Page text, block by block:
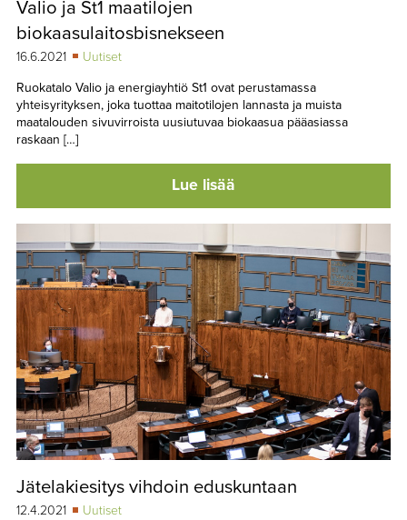
TAPAHTUMAT
YHTEYSTIEDOT
Valio ja St1 maatilojen
biokaasulaitosbisnekseen
16.6.2021
Uutiset
Ruokatalo Valio ja energiayhtiö St1 ovat perustamassa
yhteisyrityksen, joka tuottaa maitotilojen lannasta ja muista
maatalouden sivuvirroista uusiutuvaa biokaasua pääasiassa
raskaan […]
Lue lisää
Jätelakiesitys vihdoin eduskuntaan
12.4.2021
Uutiset